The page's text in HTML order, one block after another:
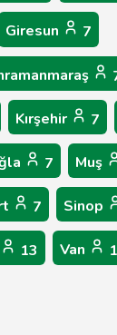
Giresun 7
Kırşehir 7
7 Muş
7 Sinop
13 Van